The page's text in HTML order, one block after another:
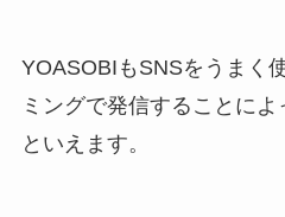
YOASOBIもSNSをうまく
ミングで発信することに
といえます。